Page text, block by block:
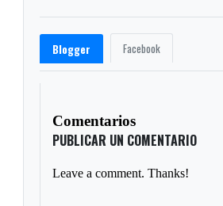
Blogger Facebook
Comentarios
PUBLICAR UN COMENTARIO
Leave a comment. Thanks!